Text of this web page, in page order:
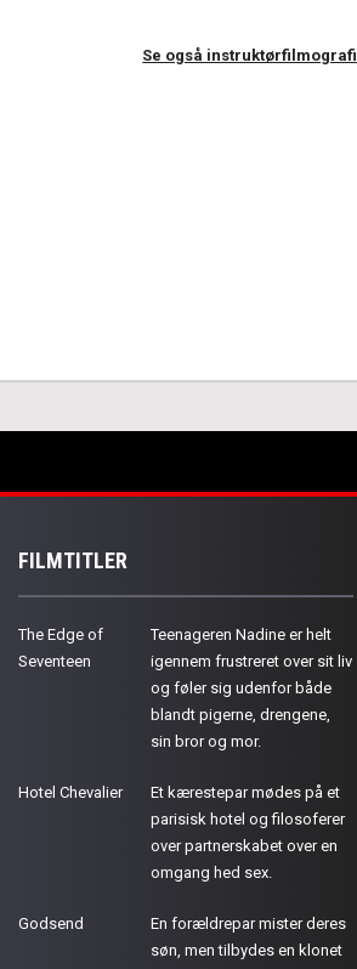
Se også instruktørfilmografi
FILMTITLER
The Edge of
Seventeen
Teenageren Nadine er helt
igennem frustreret over sit liv
og føler sig udenfor både
blandt pigerne, drengene,
sin bror og mor.
Hotel Chevalier
Et kærestepar mødes på et
parisisk hotel og filosoferer
over partnerskabet over en
omgang hed sex.
Godsend
En forældrepar mister deres
søn, men tilbydes en klonet